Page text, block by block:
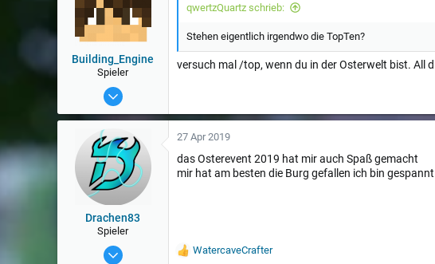
Building_Engine
Spieler
22 Sep 2015
qwertzQuartz schrieb:
Stehen eigentlich irgendwo die TopTen?
versuch mal /top, wenn du in der Osterwelt bist. All
Drachen83
Spieler
11 Dez 2017
27 Apr 2019
das Osterevent 2019 hat mir auch Spaß gemacht
mir hat am besten die Burg gefallen ich bin
W WatercaveCrafter